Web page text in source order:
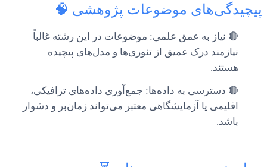
پیچیدگی‌های موضوعات پژوهشی 🧠
🔴 نیاز به عمق علمی: موضوعات در این رشته غالباً
نیازمند درک عمیق از تئوری‌ها و مدل‌های پیچیده
هستند.
🔴 دسترسی به داده‌ها: جمع‌آوری داده‌های ترافیکی،
اقلیمی یا آزمایشگاهی معتبر می‌تواند زمان‌بر و دشوار
باشد.